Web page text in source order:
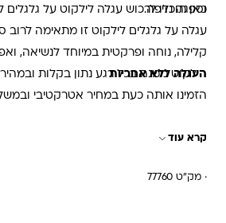
וספגה נזיפה.
כאן תוכלו לרכוש עגלה לילקוט על גלגלים לבנות –
עגלה על גלגלים לילקוט זו מתאימה לרוב
קלילה, נוחה ופרקטית במיוחד לנשיאה,
הילקוט ממנה בכל רגע נתון בקלות
העגלה ללא אחריות
הזמינו אותה כעת במחיר אטרקטיבי
קרא עוד
· מק"ט 77760